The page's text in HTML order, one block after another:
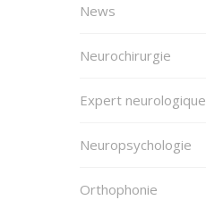
News
Neurochirurgie
Expert neurologique
Neuropsychologie
Orthophonie